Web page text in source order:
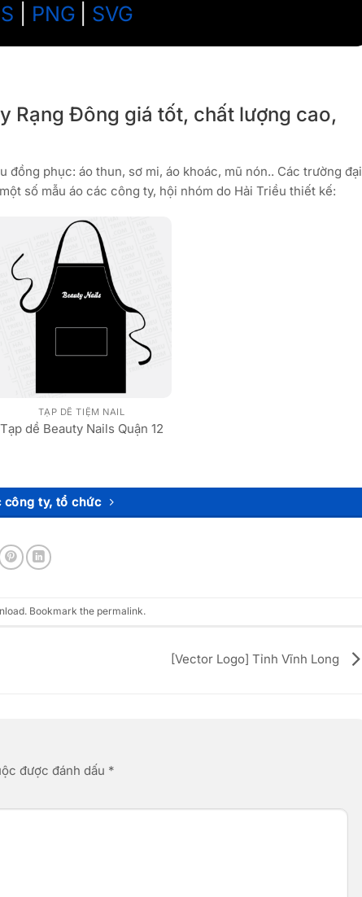
PNG SVG
Rạng Đông giá tốt, chất lượng cao,
phục: áo thun, sơ mi, áo khoác, mũ nón.. Các trường đại
số mẫu áo các công ty, hội nhóm do Hải Triều thiết kế:
TẠP DỀ TIỆM NAIL
Tạp dề Beauty Nails Quận 12
công ty, tổ chức
. Bookmark the permalink.
[Vector Logo] Tỉnh Vĩnh Long
được đánh dấu *